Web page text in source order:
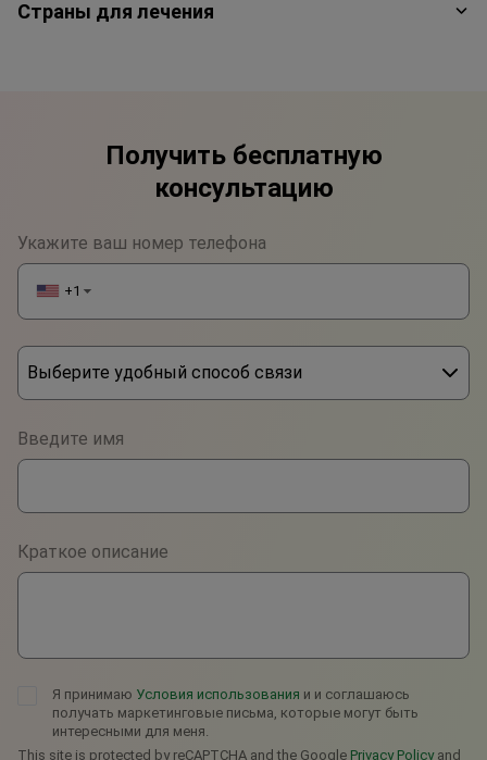
Страны для лечения
Получить бесплатную
консультацию
Укажите ваш номер телефона
+1 ▼
Выберите удобный способ связи
WhatsApp
Viber
Telegram
Введите имя
Краткое описание
Я принимаю Условия использования и и соглашаюсь
получать маркетинговые письма, которые могут быть
интересными для меня.
This site is protected by reCAPTCHA and the Google Privacy Policyand